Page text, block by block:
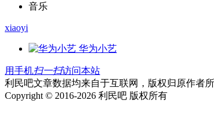
音乐
xiaoyi
华为小艺
用手机扫一扫访问本站
利民吧文章数据均来自于互联网，版权归原作者
Copyright © 2016-2026 利民吧 版权所有